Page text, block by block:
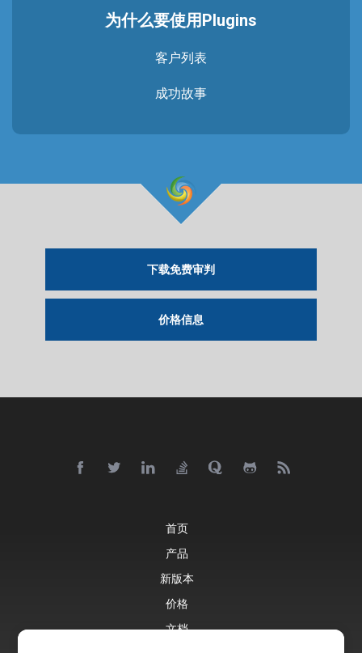
为什么要使用Plugins
客户列表
成功故事
下载免费审判
价格信息
首页
产品
新版本
价格
文档